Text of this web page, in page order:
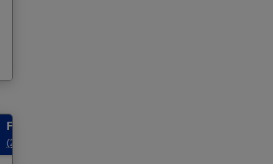
Fabelhaft
(2 Bewertungen)